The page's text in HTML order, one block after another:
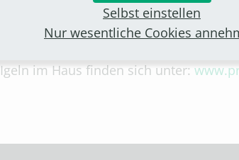
sollte das Tier schnell in
Energiereserven des Igels auffüllen.
im Haus finden sich unter:
Selbst einstellen
Nur wesentliche Cookies